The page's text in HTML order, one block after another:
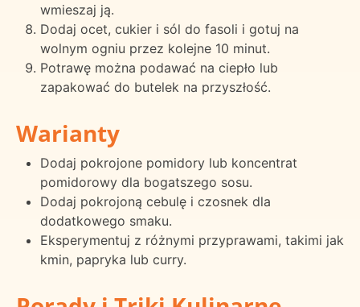
wmieszaj ją.
Dodaj ocet, cukier i sól do fasoli i gotuj na
wolnym ogniu przez kolejne 10 minut.
Potrawę można podawać na ciepło lub
zapakować do butelek na przyszłość.
Warianty
Dodaj pokrojone pomidory lub koncentrat
pomidorowy dla bogatszego sosu.
Dodaj pokrojoną cebulę i czosnek dla
dodatkowego smaku.
Eksperymentuj z różnymi przyprawami, takimi jak
kmin, papryka lub curry.